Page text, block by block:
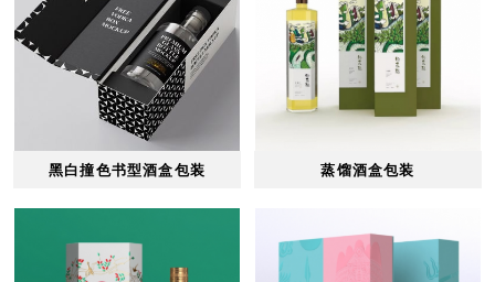
黑白撞色书型酒盒包装 蒸馏酒盒包装